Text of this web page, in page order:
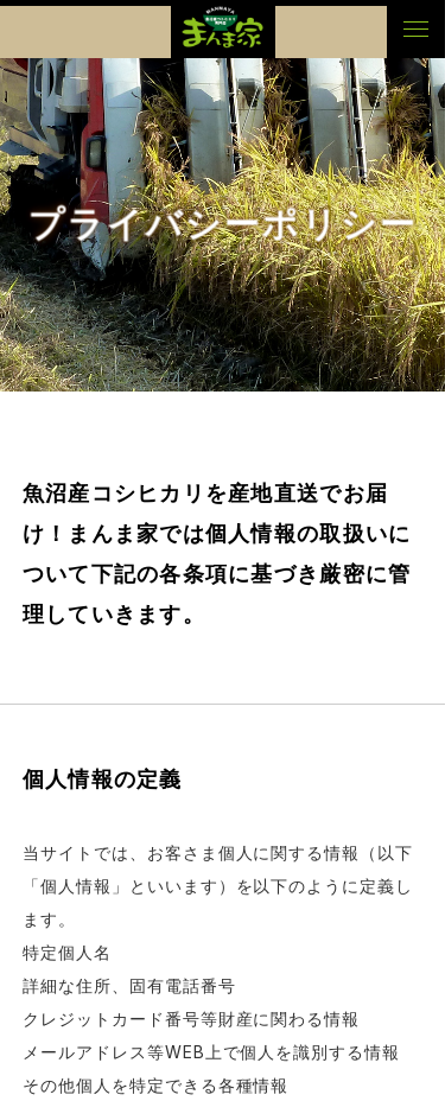
まんま家
プライバシーポリシー
魚沼産コシヒカリを産地直送でお届
け！まんま家では個人情報の取扱いに
ついて下記の各条項に基づき厳密に管
理していきます。
個人情報の定義
当サイトでは、お客さま個人に関する情報（以下
「個人情報」といいます）を以下のように定義し
ます。
特定個人名
詳細な住所、固有電話番号
クレジットカード番号等財産に関わる情報
メールアドレス等WEB上で個人を識別する情報
その他個人を特定できる各種情報